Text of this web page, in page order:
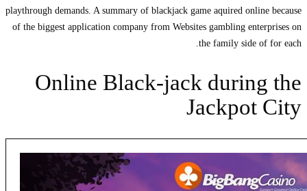
playthrough demands. A summary of blackjack game aquired online because
of the biggest application company from Websites gambling enterprises on
the family side of for each.
Online Black-jack during the
Jackpot City